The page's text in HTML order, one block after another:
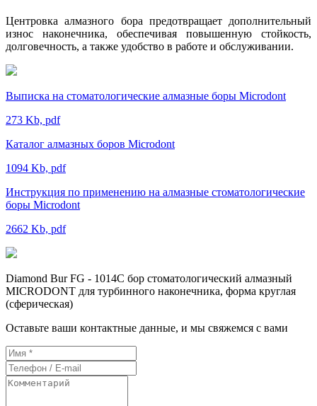
Центровка алмазного бора предотвращает дополнительный
износ наконечника, обеспечивая повышенную стойкость,
долговечность, а также удобство в работе и обслуживании.
Выписка на стоматологические алмазные боры Microdont
273 Kb, pdf
Каталог алмазных боров Microdont
1094 Kb, pdf
Инструкция по применению на алмазные стоматологические
боры Microdont
2662 Kb, pdf
Diamond Bur FG - 1014C бор стоматологический алмазный
MICRODONT для турбинного наконечника, форма круглая
(сферическая)
Оставьте ваши контактные данные, и мы свяжемся с вами